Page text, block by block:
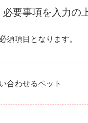
必要事項を入力の
須項目となります。
合わせるペット